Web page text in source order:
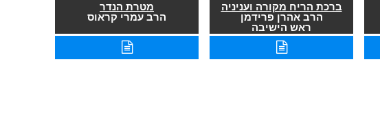
ברכת הריח מקורה ועניניה
הרב אהרן פרידמן
ראש הישיבה
מטרת הנדר
הרב עמרי קראוס